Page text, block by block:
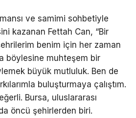
ve samimi sohbetiyle
kazanan Fettah Can, “Bir
benim için her zaman
böylesine muhteşem bir
büyük mutluluk. Ben de
buluşturmaya çalıştım.
Bursa, uluslararası
öncü şehirlerden biri.